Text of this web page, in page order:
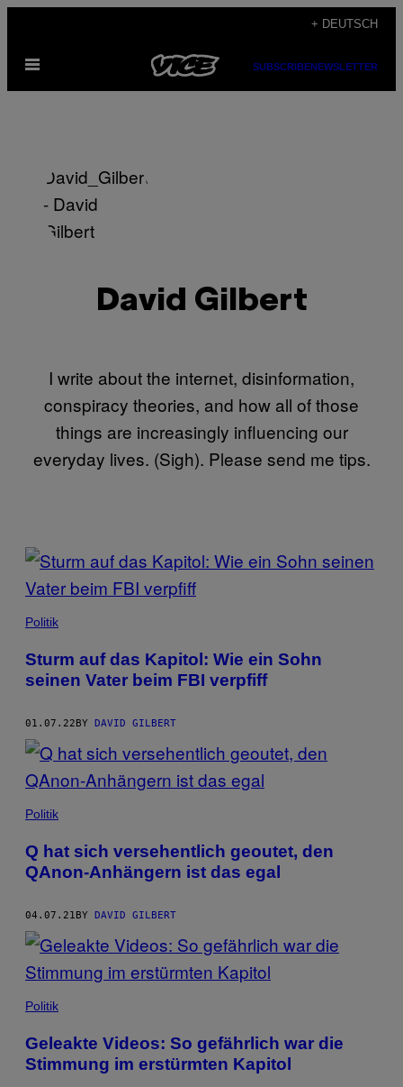
content
+ DEUTSCH
Open
SUBSCRIBENEWSLETTER
David Gilbert
I write about the internet, disinformation,
conspiracy theories, and how all of those
things are increasingly influencing our
everyday lives. (Sigh). Please send me tips.
POSTS
BY
THIS
AUTHOR
Politik
Sturm auf das Kapitol: Wie ein Sohn
seinen Vater beim FBI verpfiff
01.07.22BY DAVID GILBERT
Politik
Q hat sich versehentlich geoutet, den
QAnon-Anhängern ist das egal
04.07.21BY DAVID GILBERT
Politik
Geleakte Videos: So gefährlich war die
Stimmung im erstürmten Kapitol